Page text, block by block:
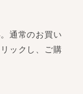
通常のお買い
ックし、ご購